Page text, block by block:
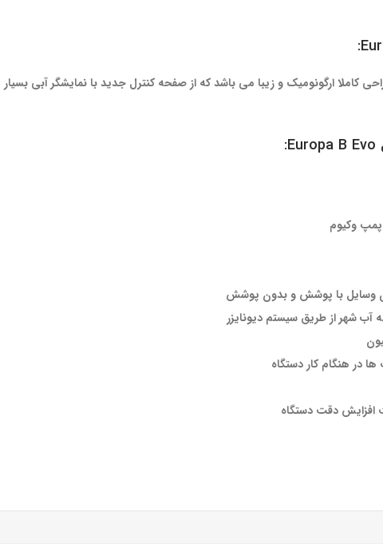
کاملا ارگونومیک و زیبا می ‌باشد که از صفحه کنترل جدید با نمایشگر آبی
Europa B Evo:
وسایل با پوشش و بدون پوشش
آب شهر از طریق سیستم دیونایزر
افزایش دقت دستگاه